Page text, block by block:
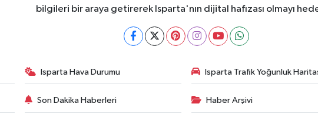
bilgileri bir araya getirerek Isparta'nın dijital hafızası olmayı
Isparta Hava Durumu Isparta Trafik Yoğunluk
Son Dakika Haberleri Haber Arşivi